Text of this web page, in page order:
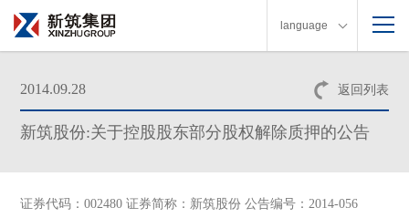
language
返回列表
2014.09.28
新筑股份:关于控股股东部分股权解除质押的公告
证券代码：002480 证券简称：新筑股份 公告编号：2014-056